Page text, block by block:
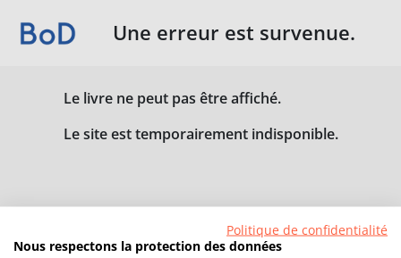
Une erreur est survenue.
Le livre ne peut pas être affiché.
Le site est temporairement indisponible.
Politique de confidentialité
Nous respectons la protection des données